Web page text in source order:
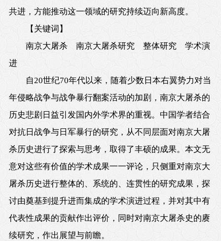
共进，方能推动这一领域的研究持续迈向新高度。
【 关键词 】
南京大屠杀 南京大屠杀研究 整体研究 学术演
进
自20世纪70年代以来，随着少数日本右翼势力对当
年侵略战争与战争暴行翻案活动的加剧，南京大屠杀的
历史悲剧日益引发国内外学术界的重视。中国学者结合
对抗日战争与日军暴行的研究，从不同层面对南京大屠
杀历史进行了探索与思考，取得了丰硕的成果。本文无
意对这些有价值的学术成果一一评论，只侧重对南京大
屠杀历史进行整体的、系统的、连贯性的研究成果，探
讨由奠基到提升进而集成的学术演进过程，并对其中有
代表性成果的贡献作出评价，同时对南京大屠杀史的赓
续研究，作出展望与前瞻。